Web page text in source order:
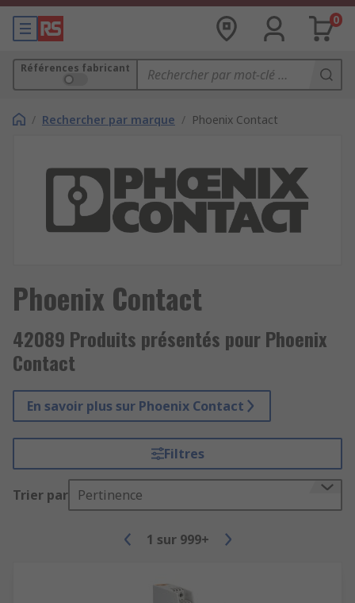
0
Références fabricant
/ Rechercher par marque / Phoenix Contact
Phoenix Contact
42089 Produits présentés pour Phoenix
Contact
En savoir plus sur Phoenix Contact
Filtres
Trier par Pertinence
1 sur 999+